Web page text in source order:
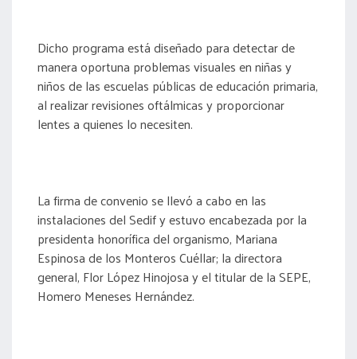
Dicho programa está diseñado para detectar de
manera oportuna problemas visuales en niñas y
niños de las escuelas públicas de educación primaria,
al realizar revisiones oftálmicas y proporcionar
lentes a quienes lo necesiten.
La firma de convenio se llevó a cabo en las
instalaciones del Sedif y estuvo encabezada por la
presidenta honorífica del organismo, Mariana
Espinosa de los Monteros Cuéllar; la directora
general, Flor López Hinojosa y el titular de la SEPE,
Homero Meneses Hernández.